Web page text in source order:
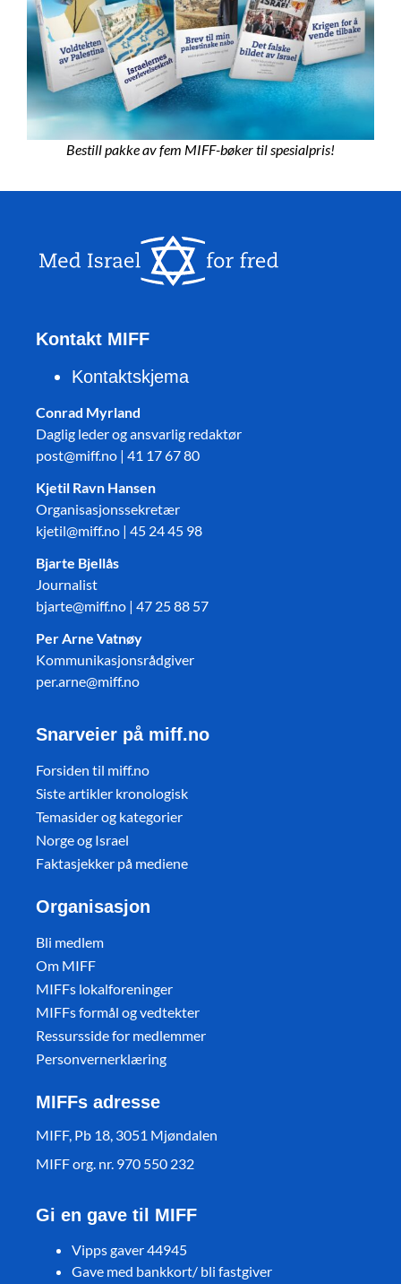
Bestill pakke av fem MIFF-bøker til spesialpris!
Kontakt MIFF
Kontaktskjema
Conrad Myrland
Daglig leder og ansvarlig redaktør
post@miff.no | 41 17 67 80
Kjetil Ravn Hansen
Organisasjonssekretær
kjetil@miff.no | 45 24 45 98
Bjarte Bjellås
Journalist
bjarte@miff.no | 47 25 88 57
Per Arne Vatnøy
Kommunikasjonsrådgiver
per.arne@miff.no
Snarveier på miff.no
Forsiden til miff.no
Siste artikler kronologisk
Temasider og kategorier
Norge og Israel
Faktasjekker på mediene
Organisasjon
Bli medlem
Om MIFF
MIFFs lokalforeninger
MIFFs formål og vedtekter
Ressursside for medlemmer
Personvernerklæring
MIFFs adresse
MIFF, Pb 18, 3051 Mjøndalen
MIFF org. nr. 970 550 232
Gi en gave til MIFF
Vipps gaver 44945
Gave med bankkort/ bli fastgiver